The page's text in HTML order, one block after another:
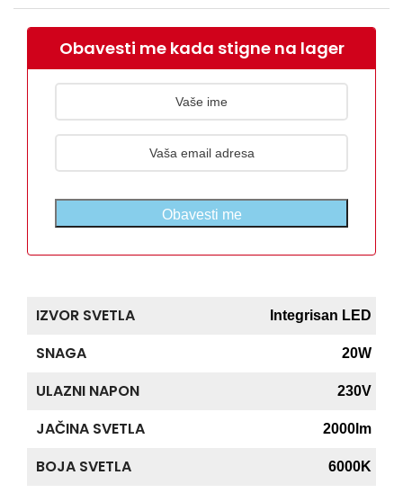
Obavesti me kada stigne na lager
Obavesti me
IZVOR SVETLA Integrisan LED
SNAGA 20W
ULAZNI NAPON 230V
JAČINA SVETLA 2000lm
BOJA SVETLA 6000K